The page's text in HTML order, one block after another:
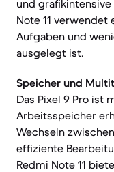
und grafikintensive
Note 11 verwendet
Aufgaben und
ausgelegt ist.
Speicher und
Das Pixel 9 Pro ist
Arbeitsspeicher
Wechseln
effiziente
Redmi Note 11